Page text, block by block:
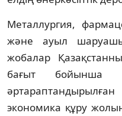
Металлургия,
және ауыл
жобалар
бағыт бойынша
экономика құру